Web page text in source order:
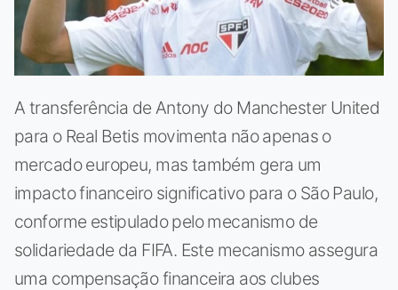
A transferência de Antony do Manchester United
para o Real Betis movimenta não apenas o
mercado europeu, mas também gera um
impacto financeiro significativo para o São Paulo,
conforme estipulado pelo mecanismo de
solidariedade da FIFA. Este mecanismo assegura
uma compensação financeira aos clubes